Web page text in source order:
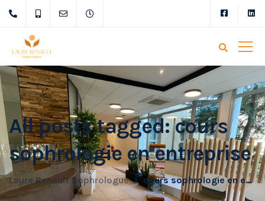
All posts tagged: cours
sophrologie en entreprise
Laure Renault Sophrologue cours sophrologie en entreprise